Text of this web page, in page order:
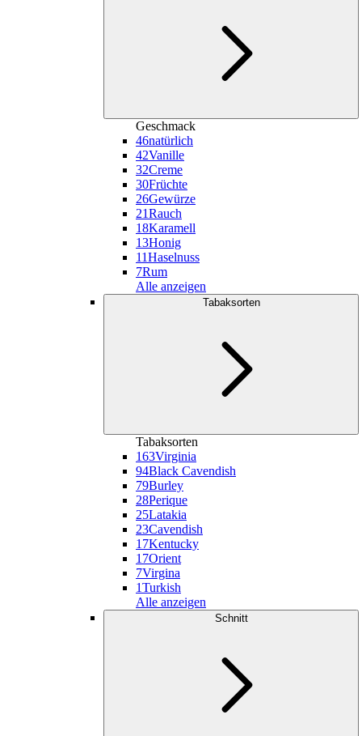
Geschmack
46natürlich
42Vanille
32Creme
30Früchte
26Gewürze
21Rauch
18Karamell
13Honig
11Haselnuss
7Rum
Alle anzeigen
Tabaksorten
Tabaksorten
163Virginia
94Black Cavendish
79Burley
28Perique
25Latakia
23Cavendish
17Kentucky
17Orient
7Virgina
1Turkish
Alle anzeigen
Schnitt